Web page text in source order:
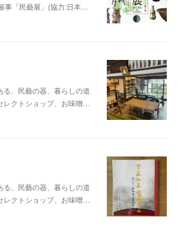
事「民藝展」(協力:日本…
る、民藝の器、暮らしの道
クトショップ、お味噌…
る、民藝の器、暮らしの道
クトショップ、お味噌…